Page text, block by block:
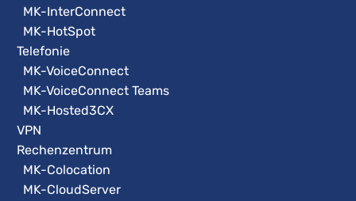
MK-InterConnect
MK-HotSpot
Telefonie
MK-VoiceConnect
MK-VoiceConnect Teams
MK-Hosted3CX
VPN
Rechenzentrum
MK-Colocation
MK-CloudServer